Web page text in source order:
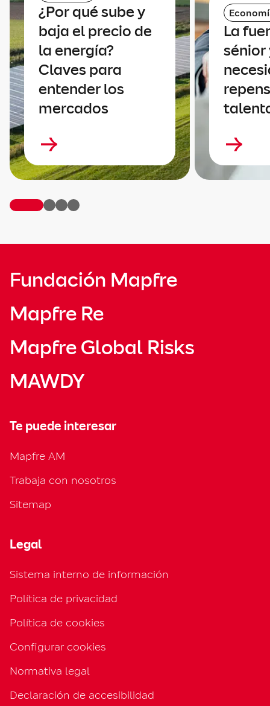
¿Por qué sube y
baja el precio de
la energía?
Claves para
entender los
mercados
La
sénior
Fundación Mapfre
Mapfre Re
Mapfre Global Risks
MAWDY
Te puede interesar
Mapfre AM
Trabaja con nosotros
Sitemap
Legal
Sistema interno de información
Política de privacidad
Política de cookies
Configurar cookies
Normativa legal
Declaración de accesibilidad